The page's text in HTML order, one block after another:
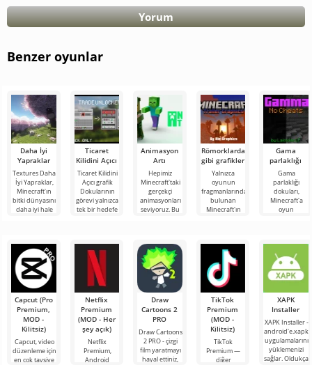
Yorum
Benzer oyunlar
Daha İyi
Yapraklar
Textures Daha
İyi Yapraklar,
Minecraft'ın
bitki dünyasını
daha iyi hale
Ticaret
Kilidini Açıcı
Ticaret Kilidini
Açıcı grafik
Dokularının
görevi yalnızca
tek bir hedefe
Animasyon
Artı
Hepimiz
Minecraft'taki
gerçekçi
animasyonları
seviyoruz. Bu
Römorklardaki
gibi grafikler
Yalnızca
oyunun
fragmanlarında
bulunan
Minecraft'ın
gibi
Gama
parlaklığı
Gama
parlaklığı
dokuları,
Minecraft'a
oyun
inanılmaz
Capcut (Pro
Premium,
MOD -
Kilitsiz)
Capcut, video
düzenleme için
en çok tavsiye
Netflix
Premium
(MOD - Her
şey açık)
Netflix
Premium,
Android
Draw
Cartoons 2
PRO
Draw Cartoons
2 PRO - çizgi
film yaratmayı
hayal ettiniz,
TikTok
Premium
(MOD -
Kilitsiz)
TikTok
Premium —
diğer
XAPK
Installer
XAPK Installer -
android'e.xapk
uygulamalarını
yüklemenizi
sağlar. Oldukça